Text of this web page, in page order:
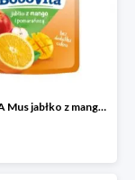
BOBOVITA Mus jabłko z mango i pomarańczą